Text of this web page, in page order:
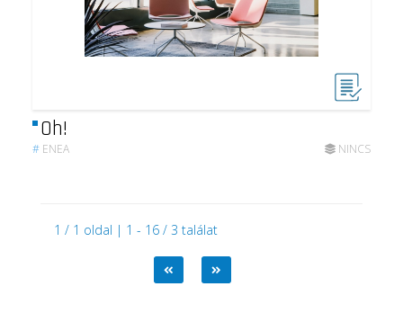
Oh!
# ENEA NINCS
1 / 1 oldal | 1 - 16 / 3 találat